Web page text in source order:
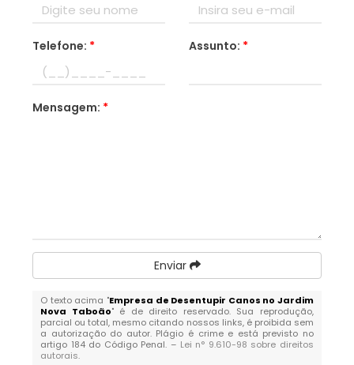
Telefone: * Assunto: *
Mensagem: *
Enviar
O texto acima "Empresa de Desentupir Canos no Jardim
Nova Taboão" é de direito reservado. Sua reprodução,
parcial ou total, mesmo citando nossos links, é proibida sem
a autorização do autor. Plágio é crime e está previsto no
artigo 184 do Código Penal. – Lei n° 9.610-98 sobre direitos
autorais.